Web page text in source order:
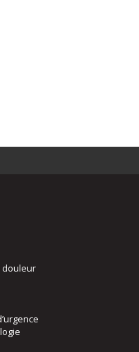
douleur